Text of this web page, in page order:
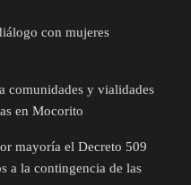
con mujeres
comunidades y vialidades
en Mocorito
mayoría el Decreto 509
a la contingencia de las